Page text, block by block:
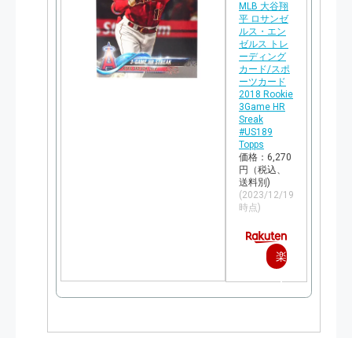
MLB 大谷翔
平 ロサンゼ
ルス・エン
ゼルス トレ
ーディング
カード/スポ
ーツカード
2018 Rookie
3Game HR
Sreak
#US189
Topps
価格：6,270
円（税込、
送料別)
(2023/12/19
時点)
楽
天
購